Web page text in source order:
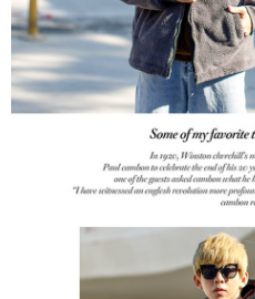
是否繳費成功／繳費後需取消欲退款
客戶支援中心」https://
【注意事項】
１．透過由恩沛科技股份有限公司提
易，需依本服務之必要範圍內提供個
權轉讓予恩沛科技股份有限公司。
２．關於個人資料處理事宜，請瀏覽
https://aftee.tw/terms/#terms3
３．未成年的使用者請事先徵得法定
「AFTEE先享後付」，若未經同意申
４．使用「AFTEE先享後付」時，將
時審查核予不同之上限額度；若仍有
每筆NT$80，滿NT$1,800(含以上
宅配
每筆NT$120，滿NT$3,000(含以